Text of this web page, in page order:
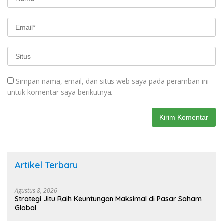
Simpan nama, email, dan situs web saya pada peramban ini
untuk komentar saya berikutnya.
Artikel Terbaru
Agustus 8, 2026
Strategi Jitu Raih Keuntungan Maksimal di Pasar Saham
Global